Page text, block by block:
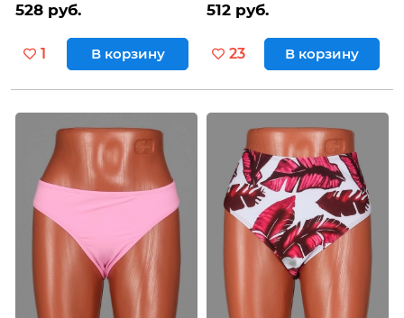
528 руб.
1 В корзину
512 руб.
23 В корзину